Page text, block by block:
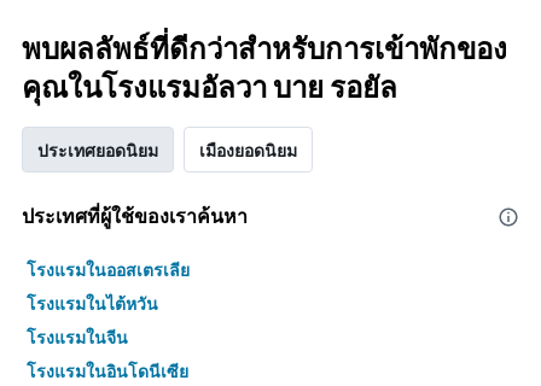
พบผลลัพธ์ที่ดีกว่าสำหรับการเข้าพักของ
คุณในโรงแรมอัลวา บาย รอยัล
ประเทศยอดนิยม เมืองยอดนิยม
ประเทศที่ผู้ใช้ของเราค้นหา
โรงแรมในออสเตรเลีย
โรงแรมในไต้หวัน
โรงแรมในจีน
โรงแรมในอินโดนีเซีย